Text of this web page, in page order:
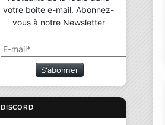
votre boite e-mail. Abonnez-
vous à notre Newsletter
S'abonner
DISCORD